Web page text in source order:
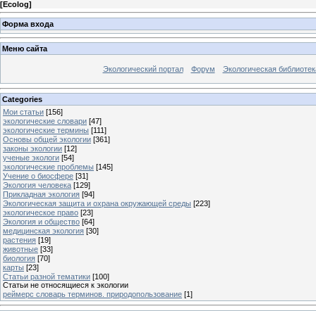
[Ecolog]
Форма входа
Меню сайта
Экологический портал Форум Экологическая
Categories
Мои статьи [156]
экологические словари [47]
экологические термины [111]
Основы общей экологии [361]
законы экологии [12]
ученые экологи [54]
экологические проблемы [145]
Учение о биосфере [31]
Экология человека [129]
Прикладная экология [94]
Экологическая защита и охрана окружающей среды [223]
экологическое право [23]
Экология и общество [64]
медицинская экология [30]
растения [19]
животные [33]
биология [70]
карты [23]
Статьи разной тематики [100]
Статьи не относящиеся к экологии
реймерс словарь терминов. природопользование [1]